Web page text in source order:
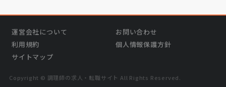
運営会社について
お問い合わせ
利用規約
個人情報保護方針
サイトマップ
Copyright © 調理師の求⼈・転職サイト All Rights Reserved.